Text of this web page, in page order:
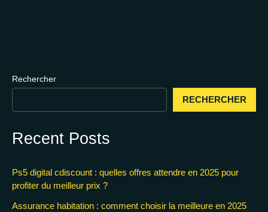
Rechercher
RECHERCHER
Recent Posts
Ps5 digital cdiscount : quelles offres attendre en 2025 pour
profiter du meilleur prix ?
Assurance habitation : comment choisir la meilleure en 2025